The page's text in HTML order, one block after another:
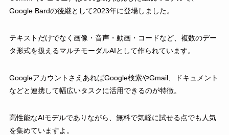
Google Bardの後継として2023年に登場しました。
テキストだけでなく画像・音声・動画・コードなど、複数のデー
タ形式を扱えるマルチモーダルAIとして作られています。
GoogleアカウントさえあればGoogle検索やGmail、ドキュメント
などと連携して幅広いタスクに活用できるのが特徴。
高性能なAIモデルでありながら、無料で気軽に試せる点でも人気
を集めていますよ。